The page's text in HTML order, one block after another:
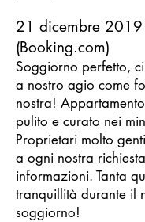
21 dicembre 2019
(Booking.com)
Soggiorno perfetto,
a nostro agio come
nostra!
pulito e curato nei
Proprietari molto
a ogni nostra
informazioni. Tanta
tranquillità durante il
soggiorno!